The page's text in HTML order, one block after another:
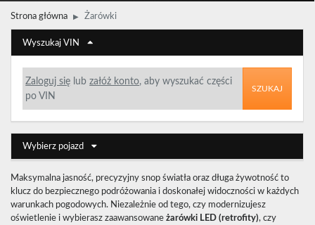
Strona główna Żarówki
Wyszukaj VIN
Zaloguj się lub załóż konto, aby wyszukać części
po VIN
SZUKAJ
Wybierz pojazd
Maksymalna jasność, precyzyjny snop światła oraz długa żywotność to
klucz do bezpiecznego podróżowania i doskonałej widoczności w każdych
warunkach pogodowych. Niezależnie od tego, czy modernizujesz
oświetlenie i wybierasz zaawansowane żarówki LED (retrofity), czy